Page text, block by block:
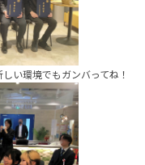
い環境でもガンバってね！